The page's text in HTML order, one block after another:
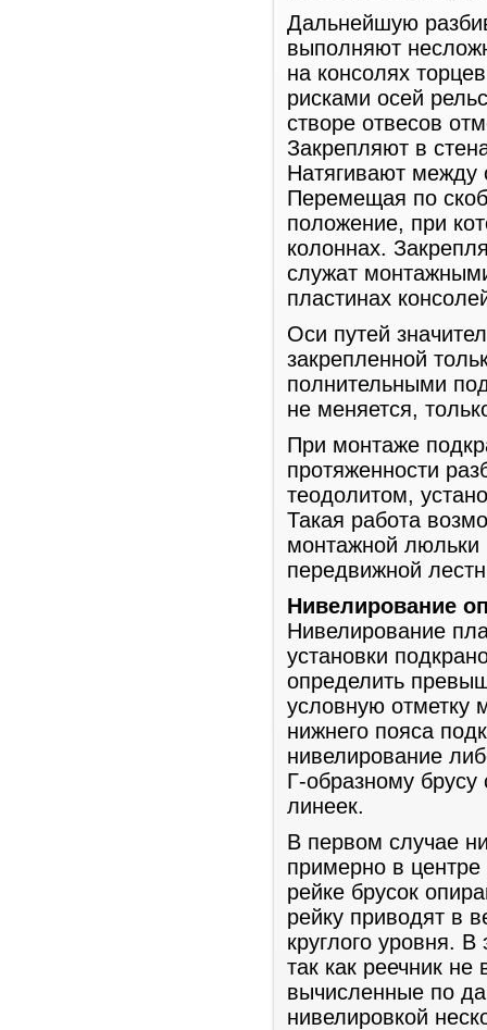
Дальнейшую
выполняют
на консолях
рисками осей
створе отвесов
Закрепляют в
Натягивают между
Перемещая по
положение, при
колоннах.
служат
пластинах
Оси путей
закрепленной
полнительными
не меняется,
При монтаже
протяженности
теодолитом,
Такая работа
монтажной люльки
передвижной
Нивелирование
Нивелирование
установки
определить
условную отметку
нижнего пояса
нивелирование
Г-образному
линеек.
В первом случае
примерно в
рейке брусок
рейку приводят в
круглого уровня.
так как реечник
вычисленные по
нивелировкой